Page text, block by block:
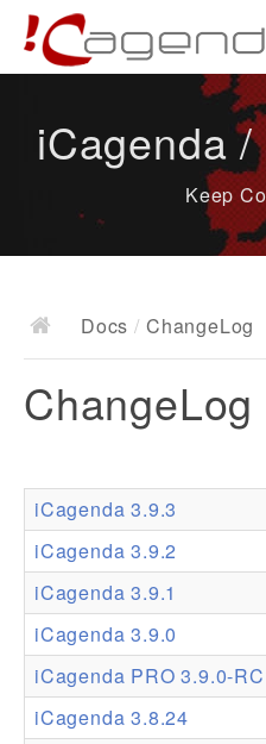
News
Docs
Documentation
Ressources
Addons
Theme Packs
Translation Packs
Support
iCagenda
Keep
Docs / ChangeLog
ChangeLog
iCagenda 3.9.3
iCagenda 3.9.2
iCagenda 3.9.1
iCagenda 3.9.0
iCagenda PRO 3.9.0-
iCagenda 3.8.24